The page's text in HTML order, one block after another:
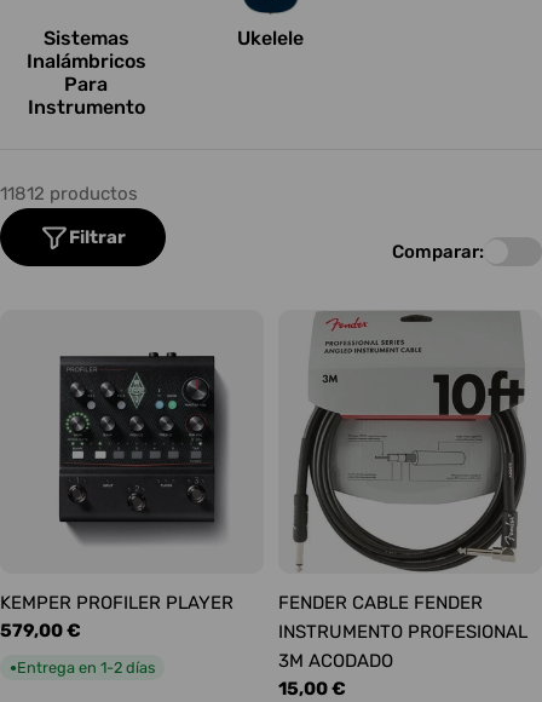
Sistemas
Inalámbricos
Para
Instrumento
Ukelele
11812 productos
Filtrar
Comparar:
KEMPER PROFILER PLAYER
Precio
habitual
579,00 €
●Entrega en 1-2 días
FENDER CABLE FENDER
INSTRUMENTO PROFESIONAL
3M ACODADO
Precio
15,00 €